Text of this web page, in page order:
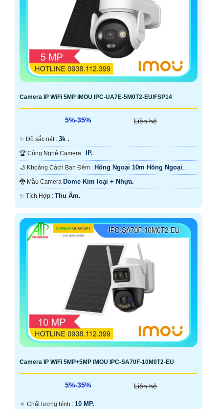
Camera IP WiFi 5MP IMOU IPC-UA7E-5M0T2-EU/FSP14
5%-35% Liên hệ
✨ Độ sắc nét : 3k .
🏆 Công Nghệ Camera : IP.
🌙 Khoảng Cách Ban Đêm : Hồng Ngoại 10m Hồng Ngoại
SMD.🐉️ Mẫu Camera Dome Kim loại + Nhựa.
️✨ Tích Hợp : Thu Âm.
Camera IP WiFi 5MP+5MP IMOU IPC-SA70F-10M0T2-EU
5%-35% Liên hệ
🔅 Chất lượng hình : 10 MP.